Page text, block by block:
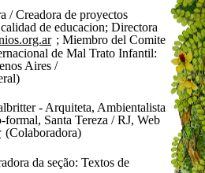
/ Creadora de proyectos
de educacion; Directora
; Miembro del Comite
de Mal Trato Infantil:
Aires /
- Arquiteta, Ambientalista
Santa Tereza / RJ, Web
(Colaboradora)
da seção: Textos de